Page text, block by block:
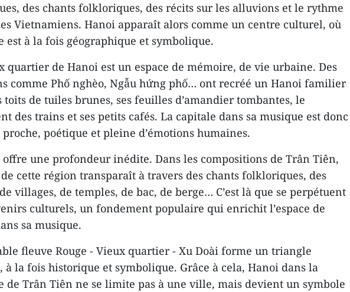
des chants folkloriques, des récits sur les alluvions et le rythme
Vietnamiens. Hanoi apparaît alors comme un centre culturel, où
est à la fois géographique et symbolique.
quartier de Hanoi est un espace de mémoire, de vie urbaine. Des
comme Phố nghèo, Ngẫu hứng phố… ont recréé un Hanoi familier
toits de tuiles brunes, ses feuilles d’amandier tombantes, le
des trains et ses petits cafés. La capitale dans sa musique est donc
poétique et pleine d’émotions humaines.
offre une profondeur inédite. Dans les compositions de Trân Tiên,
de cette région transparaît à travers des chants folkloriques, des
villages, de temples, de bac, de berge… C’est là que se perpétuent
culturels, un fondement populaire qui enrichit l’espace de
sa musique.
fleuve Rouge - Vieux quartier - Xu Doài forme un triangle
à la fois historique et symbolique. Grâce à cela, Hanoi dans la
de Trân Tiên ne se limite pas à une ville, mais devient un symbole